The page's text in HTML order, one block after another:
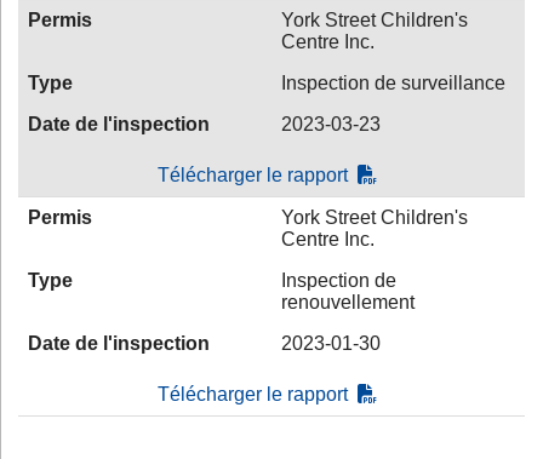
Permis
York Street Children's
Centre Inc.
Type
Inspection de surveillance
Date de l'inspection
2023-03-23
Télécharger le rapport
Permis
York Street Children's
Centre Inc.
Type
Inspection de
renouvellement
Date de l'inspection
2023-01-30
Télécharger le rapport